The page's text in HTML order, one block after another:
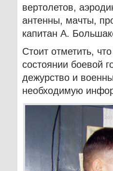
вертолетов,
антенны, мачты,
капитан А.
Стоит отметить,
состоянии боевой
дежурство и
необходимую